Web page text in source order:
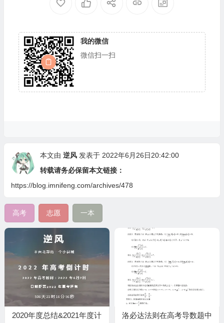
我的微信
微信扫一扫
本文由 逆风发表于 2022年6月26日20:42:00
转载请务必保留本文链接：
https://blog.imnifeng.com/archives/478
高考 志愿 一本
2020年度总结&2021年度计
洛必达法则在高考导数题中